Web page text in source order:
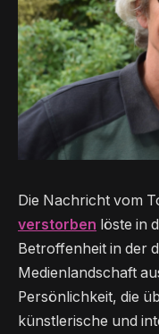
Die Nachricht vom
verstorben löste in
Betroffenheit in der
Medienlandschaft
Persönlichkeit, die
künstlerische und